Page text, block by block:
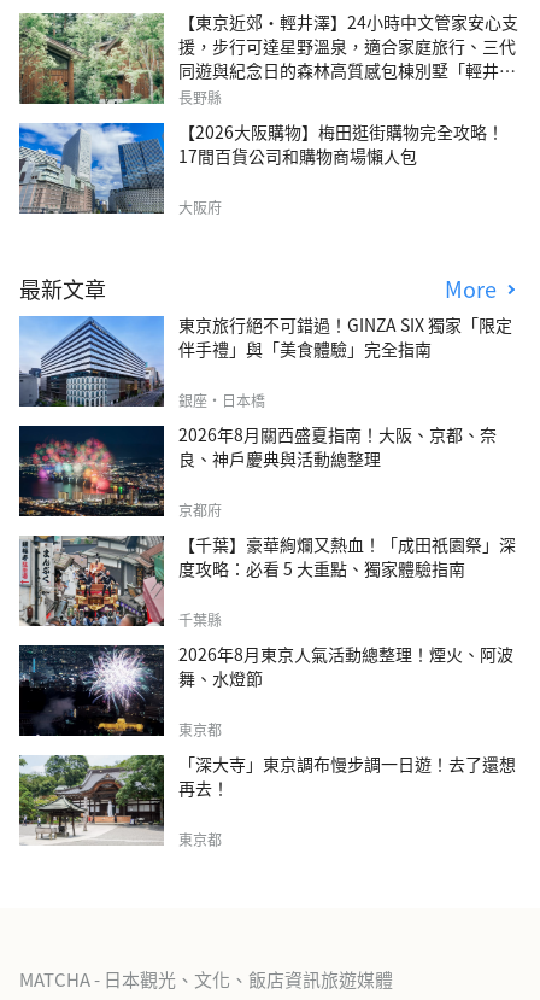
【東京近郊・輕井澤】24小時中文管家安心支
援，步行可達星野溫泉，適合家庭旅行、三代
同遊與紀念日的森林高質感包棟別墅「輕井澤
森四季VILLA」
長野縣
【2026大阪購物】梅田逛街購物完全攻略！
17間百貨公司和購物商場懶人包
大阪府
最新文章 More
東京旅行絕不可錯過！GINZA SIX 獨家「限定
伴手禮」與「美食體驗」完全指南
銀座・日本橋
2026年8月關西盛夏指南！大阪、京都、奈
良、神戶慶典與活動總整理
京都府
【千葉】豪華絢爛又熱血！「成田祇園祭」深
度攻略：必看 5 大重點、獨家體驗指南
千葉縣
2026年8月東京人氣活動總整理！煙火、阿波
舞、水燈節
東京都
「深大寺」東京調布慢步調一日遊！去了還想
再去！
東京都
MATCHA - 日本觀光、文化、飯店資訊旅遊媒體